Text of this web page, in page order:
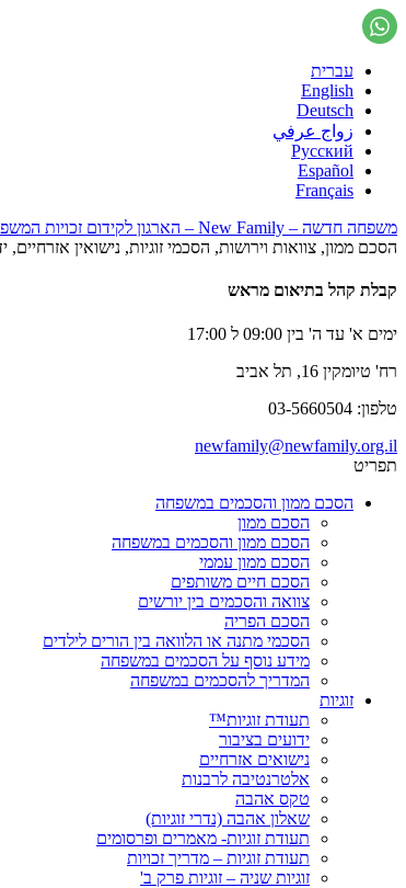
עברית
English
Deutsch
زواج عرفي
Русский
Español
Français
משפחה חדשה – New Family – הארגון לקידום זכויות המשפחה
הסכם ממון, צוואות וירושות, הסכמי זוגיות, נישואין
קבלת קהל בתיאום מראש
ימים א' עד ה' בין 09:00 ל 17:00
רח' טיומקין 16, תל אביב
טלפון: 03-5660504
newfamily@newfamily.org.il
תפריט
הסכם ממון והסכמים במשפחה
הסכם ממון
הסכם ממון והסכמים במשפחה
הסכם ממון עממי
הסכם חיים משותפים
צוואה והסכמים בין יורשים
הסכם הפריה
הסכמי מתנה או הלוואה בין הורים לילדים
מידע נוסף על הסכמים במשפחה
המדריך להסכמים במשפחה
זוגיות
תעודת זוגיות™
ידועים בציבור
נישואים אזרחיים
אלטרנטיבה לרבנות
טקס אהבה
שאלון אהבה (נדרי זוגיות)
תעודת זוגיות- מאמרים ופרסומים
תעודת זוגיות – מדריך זכויות
זוגיות שניה – זוגיות פרק ב'